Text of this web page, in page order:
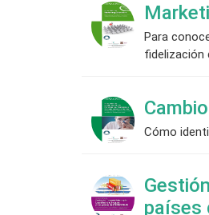
Para
fidelización
Cómo
países